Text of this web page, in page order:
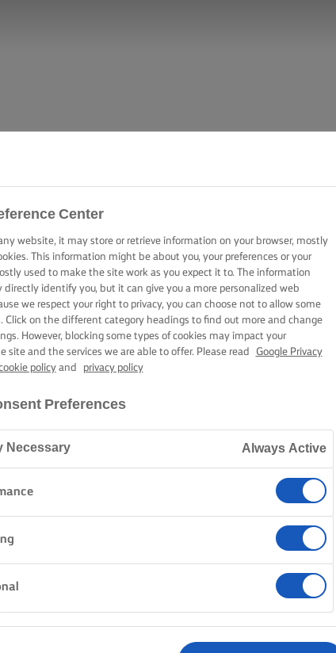
40 min. tilberedningstid
Fjern skindet på kyllingen, og skær kødet fra
Center
website, it may store or retrieve information on your browser, mostly
This information might be about you, your preferences or your
used to make the site work as you expect it to. The information
directly identify you, but it can give you a more personalized web
we respect your right to privacy, you can choose not to allow some
Click on the different category headings to find out more and change
However, blocking some types of cookies may impact your
site and the services we are able to offer. Please read
Google Privacy
policyand privacy policy
Preferences
Necessary Always Active